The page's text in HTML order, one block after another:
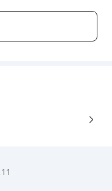
淨的衣服，住宿提供的
不染且方便取用。 出
。在有限的指定區域
。